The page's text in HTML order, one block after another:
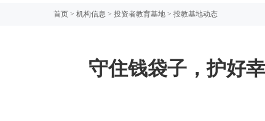
首页 > 机构信息 > 投资者教育基地 > 投教基地动态
守住钱袋子，护好